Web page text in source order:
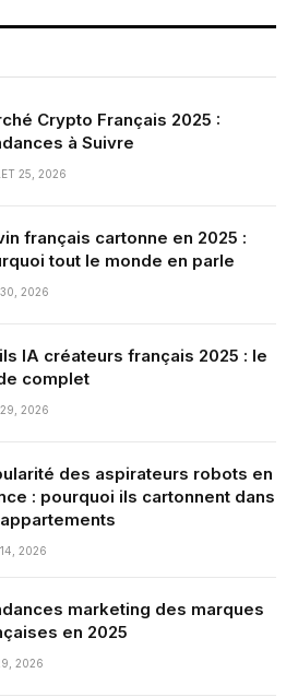
Crypto Français 2025 :
à Suivre
25, 2026
français cartonne en 2025 :
tout le monde en parle
2026
IA créateurs français 2025 : le
complet
2026
des aspirateurs robots en
: pourquoi ils cartonnent dans
2026
marketing des marques
en 2025
2026